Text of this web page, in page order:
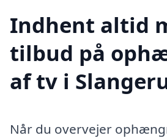
Indhent altid
tilbud på
af tv i
Når du overvejer